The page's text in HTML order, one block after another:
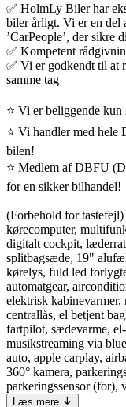
✅ HolmLy Biler har
biler årligt. Vi er en del
’CarPeople’, der sikre
✅ Kompetent
✅ Vi er godkendt til at
samme tag
⭐ Vi er beliggende
⭐ Vi handler med
bilen!
⭐ Medlem af DBFU
for en sikker bilhandel!
(Forbehold for tastefejl)
kørecomputer,
digitalt cockpit,
splitbagsæde, 19"
kørelys, fuld led
automatgear,
elektrisk
centrallås, el betjent
fartpilot, sædevarme,
musikstreaming via
auto, apple carplay,
360° kamera,
parkeringssensor (for),
Læs mere